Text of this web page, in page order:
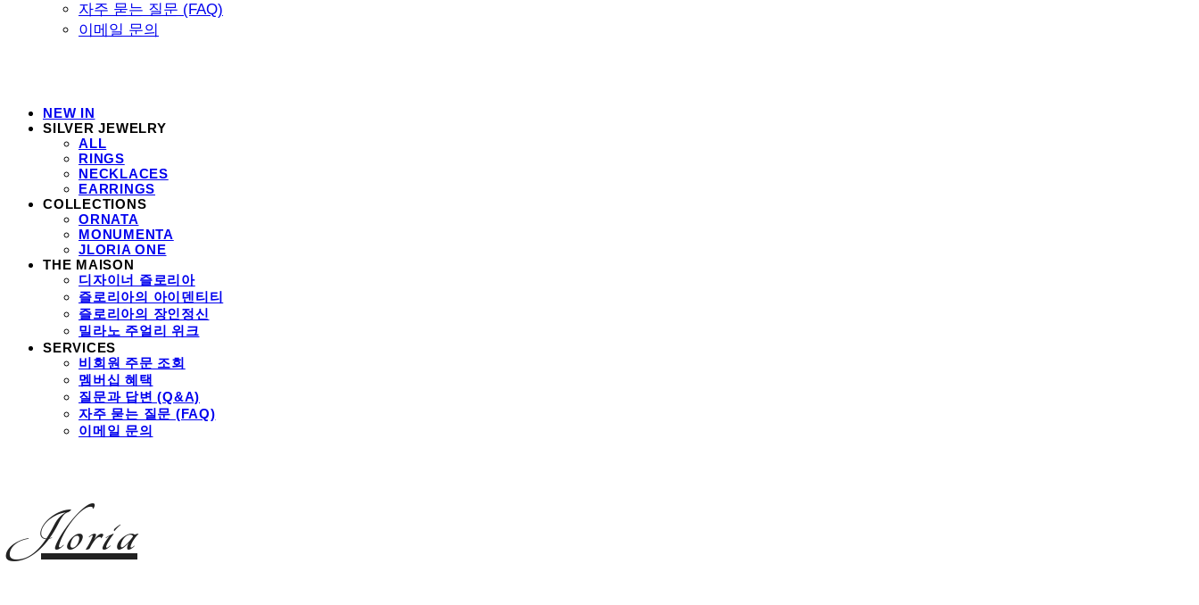
자주 묻는 질문 (FAQ)
이메일 문의
NEW IN
SILVER JEWELRY
ALL
RINGS
NECKLACES
EARRINGS
COLLECTIONS
ORNATA
MONUMENTA
JLORIA ONE
THE MAISON
디자이너 즐로리아
즐로리아의 아이덴티티
즐로리아의 장인정신
밀라노 주얼리 위크
SERVICES
비회원 주문 조회
멤버십 혜택
질문과 답변 (Q&A)
자주 묻는 질문 (FAQ)
이메일 문의
Jloria